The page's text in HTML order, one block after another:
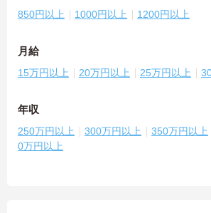
850円以上 1000円以上 1200円以上
月給
15万円以上 20万円以上 25万円以上
年収
250万円以上 300万円以上 350万円以上
0万円以上